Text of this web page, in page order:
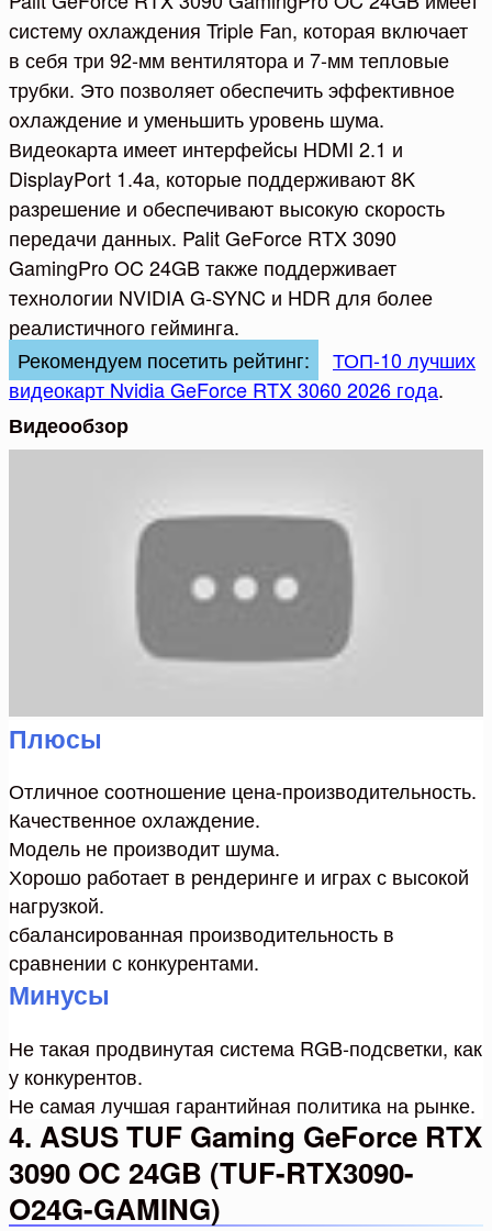
систему охлаждения Triple Fan, которая включает
в себя три 92-мм вентилятора и 7-мм тепловые
трубки. Это позволяет обеспечить эффективное
охлаждение и уменьшить уровень шума.
Видеокарта имеет интерфейсы HDMI 2.1 и
DisplayPort 1.4a, которые поддерживают 8K
разрешение и обеспечивают высокую скорость
передачи данных. Palit GeForce RTX 3090
GamingPro OC 24GB также поддерживает
технологии NVIDIA G-SYNC и HDR для более
реалистичного гейминга.
Рекомендуем посетить рейтинг:
ТОП-10 лучших
видеокарт Nvidia GeForce RTX 3060 2026 года.
Видеообзор
Плюсы
Отличное соотношение цена-производительность.
Качественное охлаждение.
Модель не производит шума.
Хорошо работает в рендеринге и играх с высокой
нагрузкой.
сбалансированная производительность в
сравнении с конкурентами.
Минусы
Не такая продвинутая система RGB-подсветки, как
у конкурентов.
Не самая лучшая гарантийная политика на рынке.
4. ASUS TUF Gaming GeForce RTX
3090 OC 24GB (TUF-RTX3090-
O24G-GAMING)